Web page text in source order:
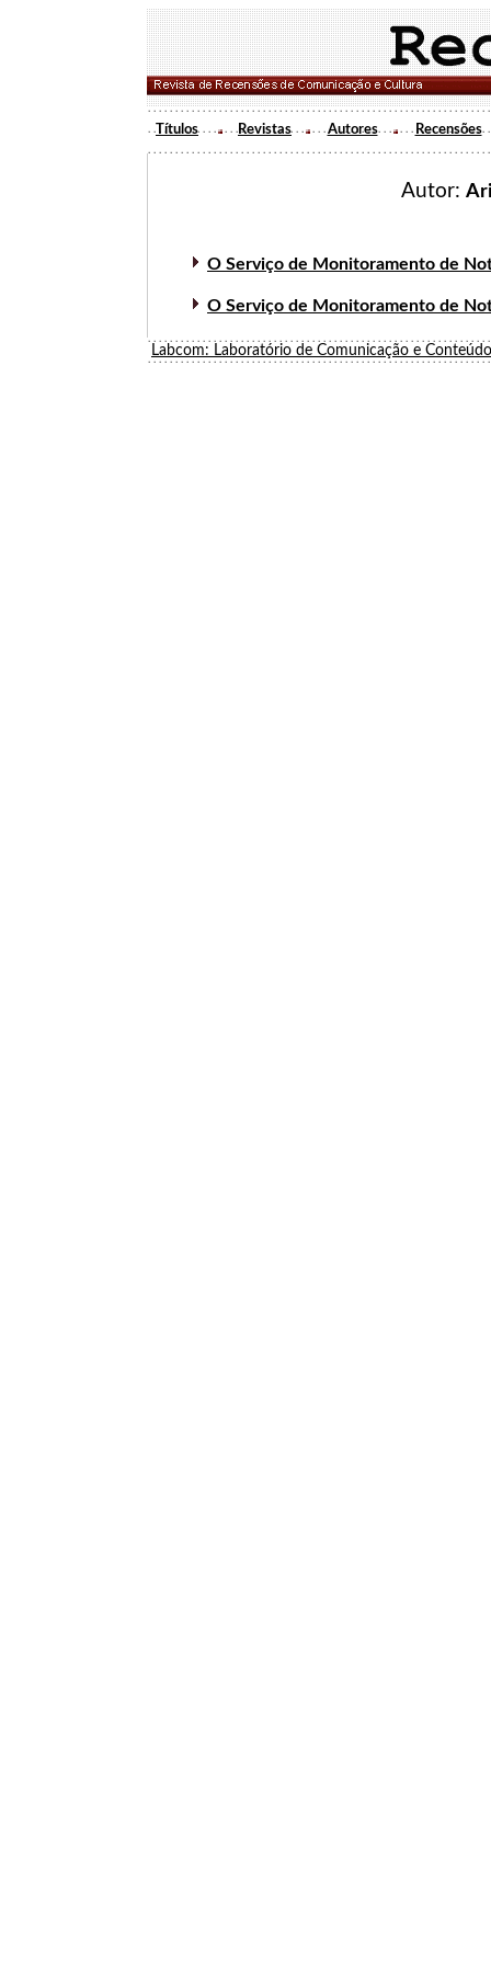
Títulos Revistas Autores Recensões
Autor:
O Serviço de Monitoramento de
O Serviço de Monitoramento de
Labcom: Laboratório de Comunicação e